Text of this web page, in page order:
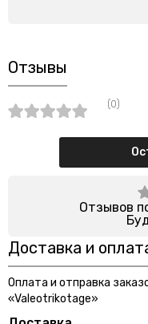
Отзывы
(0)
Отзывов
Доставка и
Оплата и отправка
«Valeotrikotage»